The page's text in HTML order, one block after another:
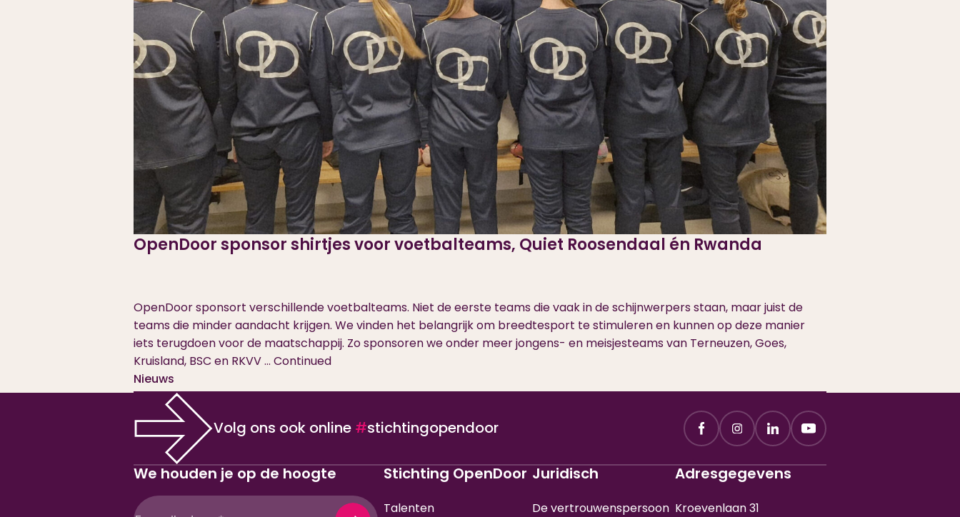
OpenDoor sponsor shirtjes voor voetbalteams, Quiet Roosendaal én Rwanda
Nieuws
OpenDoor sponsort verschillende voetbalteams. Niet de eerste teams die vaak in de schijnwerpers staan, maar juist de
teams die minder aandacht krijgen. We vinden het belangrijk om breedtesport te stimuleren en kunnen op deze manier
iets terugdoen voor de maatschappij. Zo sponsoren we onder meer jongens- en meisjesteams van Terneuzen, Goes,
Kruisland, BSC en RKVV … Continued
Volg ons ook online #stichtingopendoor
We houden je op de hoogte
E-
Stichting OpenDoor
Talenten
Juridisch
De vertrouwenspersoon
Adresgegevens
Kroevenlaan 31